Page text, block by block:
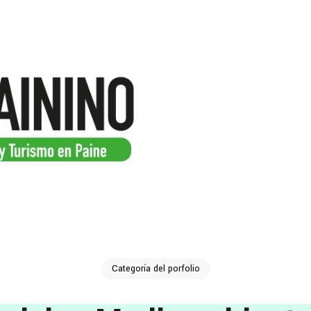
Categoría del porfolio